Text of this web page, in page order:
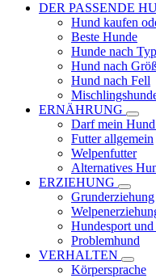
DER PASSENDE
Hund kaufen
Beste Hunde
Hunde nach
Hund nach
Hund nach Fell
ERNÄHRUNG
Darf mein Hund
Futter allgemein
Welpenfutter
Alternatives
ERZIEHUNG
Grunderziehung
Hundesport
Problemhund
VERHALTEN
Körpersprache